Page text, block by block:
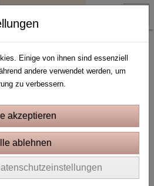
Einige von ihnen sind essenziell
andere verwendet werden, um
zu verbessern.